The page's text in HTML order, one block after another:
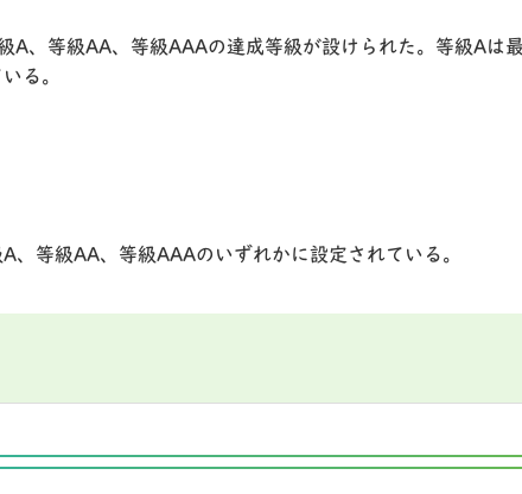
等級AA、等級AAAの達成等級が設けられた。等級Aは
る。
等級AA、等級AAAのいずれかに設定されている。